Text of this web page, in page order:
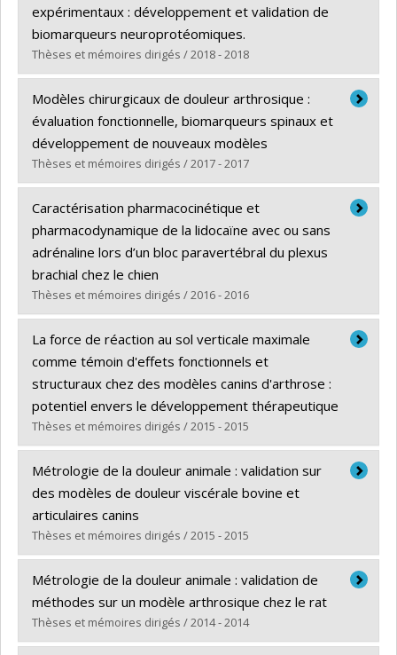
Cycle :Doctorat
Diplôme obtenu :Ph. D.
Lien vers le document dans Papyrus
expérimentaux : développement et validation de
biomarqueurs neuroprotéomiques.
Thèses et mémoires dirigés / 2018 - 2018
Diplômé(e) :Otis, Colombe
Cycle :Doctorat
Diplôme obtenu :Ph. D.
Lien vers le document dans Papyrus
Modèles chirurgicaux de douleur arthrosique :
évaluation fonctionnelle, biomarqueurs spinaux et
développement de nouveaux modèles
Thèses et mémoires dirigés / 2017 - 2017
Diplômé(e) :Gervais, Julie Anne
Cycle :Maîtrise
Diplôme obtenu :M. Sc.
Lien vers le document dans Papyrus
Caractérisation pharmacocinétique et
pharmacodynamique de la lidocaïne avec ou sans
adrénaline lors d’un bloc paravertébral du plexus
brachial chez le chien
Thèses et mémoires dirigés / 2016 - 2016
Diplômé(e) :Choquette, Amélie
Cycle :Maîtrise
Diplôme obtenu :M. Sc.
Lien vers le document dans Papyrus
La force de réaction au sol verticale maximale
comme témoin d'effets fonctionnels et
structuraux chez des modèles canins d'arthrose :
potentiel envers le développement thérapeutique
Thèses et mémoires dirigés / 2015 - 2015
Diplômé(e) :Moreau, Maxim
Cycle :Doctorat
Diplôme obtenu :
Lien vers le document dans Papyrus
Métrologie de la douleur animale : validation sur
des modèles de douleur viscérale bovine et
articulaires canins
Thèses et mémoires dirigés / 2015 - 2015
Diplômé(e) :Rialland, Pascale
Cycle :Doctorat
Diplôme obtenu :Ph. D.
Lien vers le document dans Papyrus
Métrologie de la douleur animale : validation de
méthodes sur un modèle arthrosique chez le rat
Thèses et mémoires dirigés / 2014 - 2014